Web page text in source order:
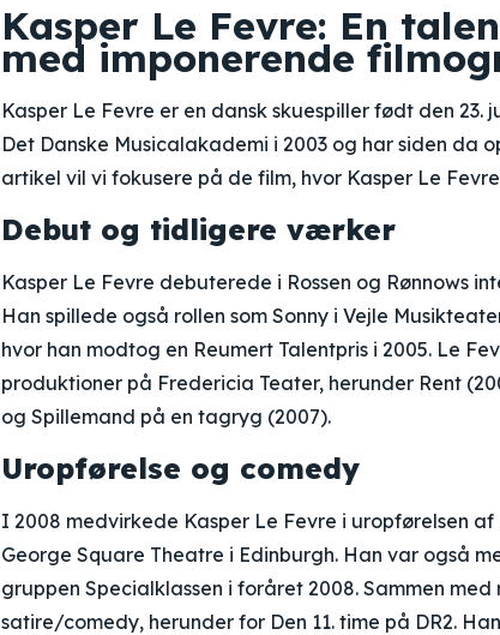
Kasper Le Fevre: En
med imponerende
Kasper Le Fevre er en dansk skuespiller født den 23.
Det Danske Musicalakademi i 2003 og har siden da
artikel vil vi fokusere på de film, hvor Kasper Le
Debut og tidligere værker
Kasper Le Fevre debuterede i Rossen og Rønnows
Han spillede også rollen som Sonny i Vejle
hvor han modtog en Reumert Talentpris i 2005. Le
produktioner på Fredericia Teater, herunder Rent
og Spillemand på en tagryg (2007).
Uropførelse og comedy
I 2008 medvirkede Kasper Le Fevre i uropførelsen
George Square Theatre i Edinburgh. Han var også
gruppen Specialklassen i foråret 2008. Sammen
satire/comedy, herunder for Den 11. time på DR2.